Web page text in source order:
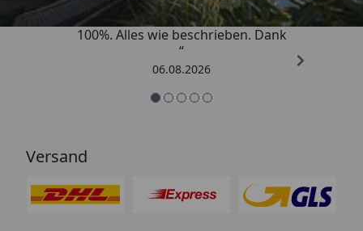
„Super schnell gelifert. Ware passt
100%. Alles wie beschrieben. Dank
“
06.08.2026
Versand